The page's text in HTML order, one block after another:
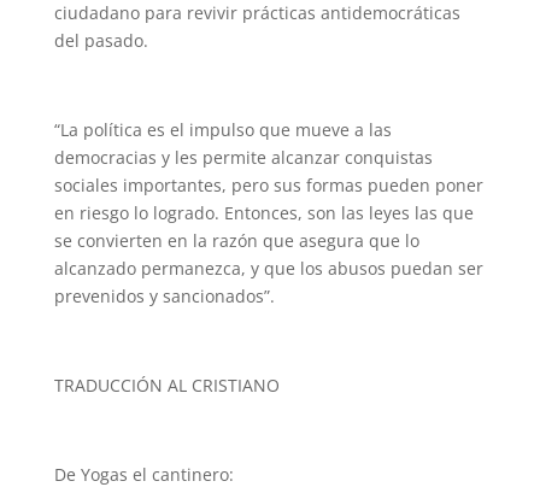
ciudadano para revivir prácticas antidemocráticas
del pasado.
“La política es el impulso que mueve a las
democracias y les permite alcanzar conquistas
sociales importantes, pero sus formas pueden poner
en riesgo lo logrado. Entonces, son las leyes las que
se convierten en la razón que asegura que lo
alcanzado permanezca, y que los abusos puedan ser
prevenidos y sancionados”.
TRADUCCIÓN AL CRISTIANO
De Yogas el cantinero: